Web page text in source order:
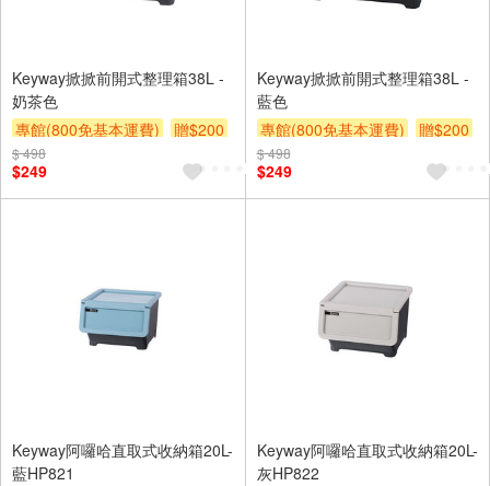
Keyway掀掀前開式整理箱38L -
奶茶色
專館(800免基本運費)
贈$200
$ 498
$249
Keyway掀掀前開式整理箱38L -
藍色
專館(800免基本運費)
贈$200
$ 498
$249
Keyway阿囉哈直取式收納箱20L-
藍HP821
Keyway阿囉哈直取式收納箱20L-
灰HP822